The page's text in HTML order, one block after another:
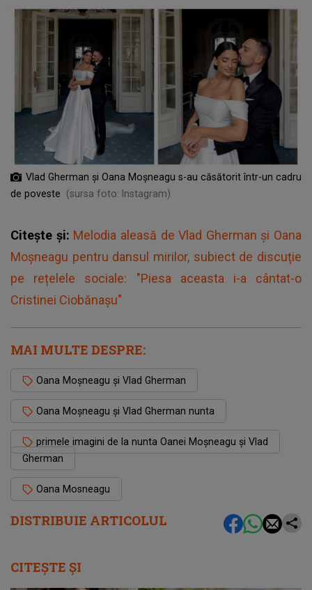
DISTRIBUIE ARTICOLUL
Vlad Gherman și Oana Moșneagu s-au căsătorit într-un cadru
de poveste
(sursa foto: Instagram)
Citește și: Melodia aleasă de Vlad Gherman și Oana
Moșneagu pentru dansul mirilor, subiect de discuție
pe rețelele sociale: "Piesa aceasta i-a cântat-o
Cristinei Ciobănașu"
MAI MULTE DESPRE:
Oana Moșneagu și Vlad Gherman
Oana Moșneagu și Vlad Gherman nunta
primele imagini de la nunta Oanei Moșneagu și Vlad
Gherman
Oana Mosneagu
CITEȘTE ȘI